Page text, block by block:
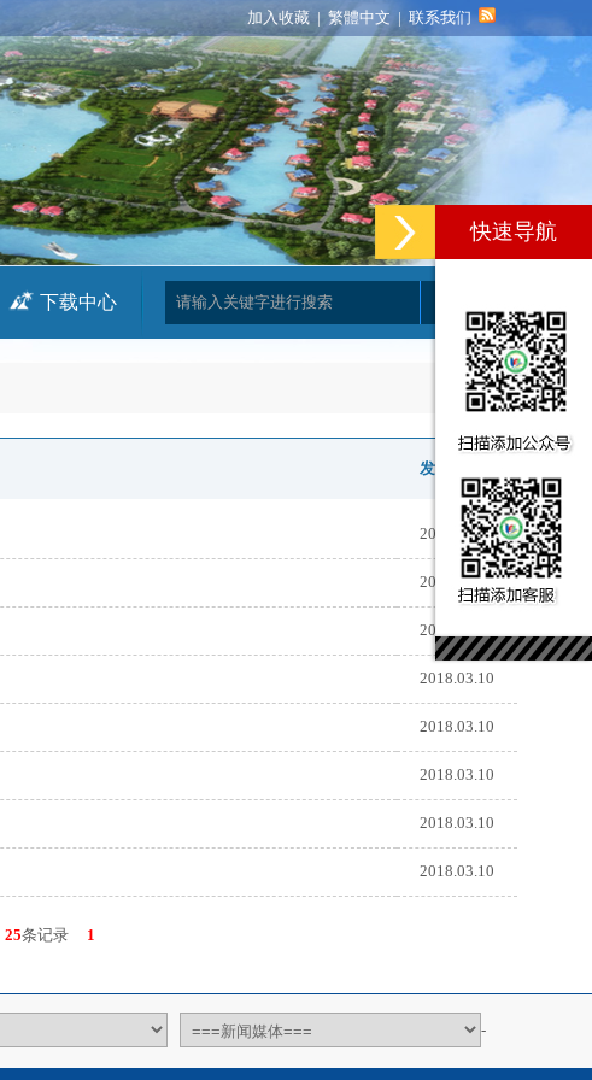
加入收藏| 繁體中文 | 联系我们
下载中心
发布时间
2022.02.28
2018.03.10
2018.03.10
2018.03.10
2018.03.10
2018.03.10
2018.03.10
2018.03.10
25条记录 1
-
快速导航